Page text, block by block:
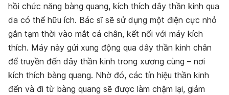
hồi chức năng bàng quang, kích thích dây thần kinh qua
da có thể hữu ích. Bác sĩ sẽ sử dụng một điện cực nhỏ
gắn tạm thời vào mắt cá chân, kết nối với máy kích
thích. Máy này gửi xung động qua dây thần kinh chân
để truyền đến dây thần kinh trong xương cùng – nơi
kích thích bàng quang. Nhờ đó, các tín hiệu thần kinh
đến và đi từ bàng quang sẽ được làm chậm lại, giảm